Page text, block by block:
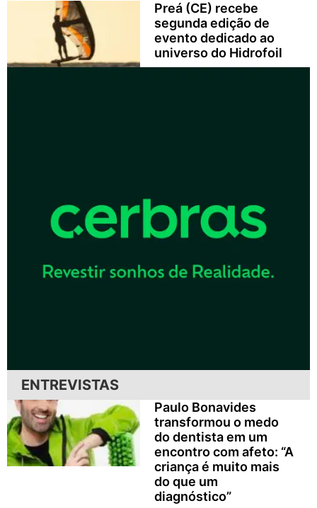
Preá (CE) recebe
segunda edição de
evento dedicado ao
universo do Hidrofoil
ENTREVISTAS
Paulo Bonavides
transformou o medo
do dentista em um
encontro com afeto: “A
criança é muito mais
do que um
diagnóstico”